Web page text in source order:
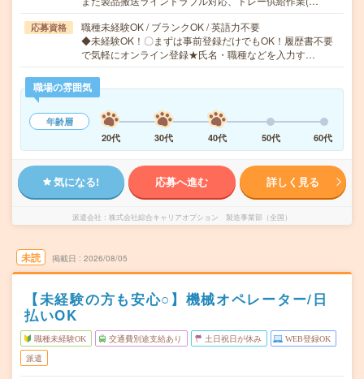
応募資格
職種未経験OK / ブランクOK / 英語力不要
◆未経験OK！〇まずは事前登録だけでもOK！履歴書不要
で気軽にオンライン登録★氏名・職種などを入力す…
職場の雰囲気
年齢層
20代
30代 40代 50代 60代
気になる! 応募へ進む 詳しく見る
派遣会社 株式会社綜合キャリアオプション 製造事業部（全国）
未読 掲載日 2026/08/05
【未経験の方も安心○】機械オペレーター/日
払いOK
職種未経験OK 交通費別途支給あり 土日祝日が休み WEB登録OK
派遣